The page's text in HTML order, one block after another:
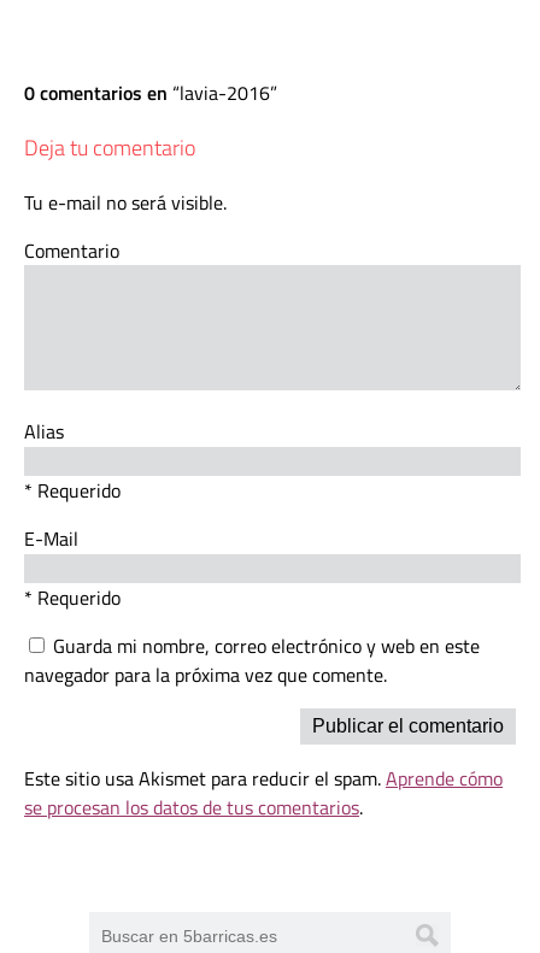
0 comentarios en lavia-2016
Deja tu comentario
Tu e-mail no será visible.
Comentario
Alias
* Requerido
E-Mail
* Requerido
Guarda mi nombre, correo electrónico y web en este
navegador para la próxima vez que comente.
Este sitio usa Akismet para reducir el spam.Aprende cómo
se procesan los datos de tus comentarios.